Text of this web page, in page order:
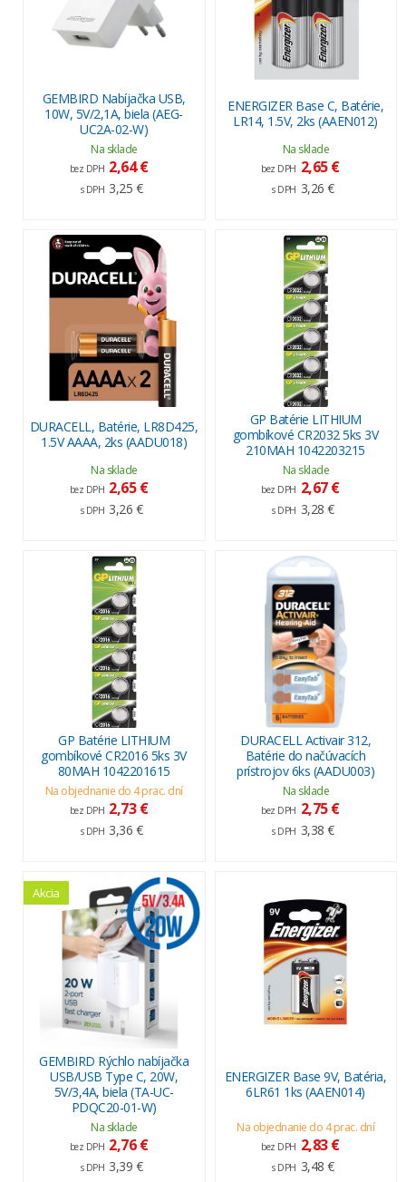
GEMBIRD Nabíjačka USB,
10W, 5V/2,1A, biela (AEG-
UC2A-02-W)
Na sklade
bez DPH 2,64 €
s DPH 3,25 €
ENERGIZER Base C, Batérie,
LR14, 1.5V, 2ks (AAEN012)
Na sklade
bez DPH 2,65 €
s DPH 3,26 €
DURACELL, Batérie, LR8D425,
1.5V AAAA, 2ks (AADU018)
Na sklade
bez DPH 2,65 €
s DPH 3,26 €
GP Batérie LITHIUM
gombíkové CR2032 5ks 3V
210MAH 1042203215
Na sklade
bez DPH 2,67 €
s DPH 3,28 €
GP Batérie LITHIUM
gombíkové CR2016 5ks 3V
80MAH 1042201615
Na objednanie do 4 prac. dní
bez DPH 2,73 €
s DPH 3,36 €
DURACELL Activair 312,
Batérie do načúvacích
prístrojov 6ks (AADU003)
Na sklade
bez DPH 2,75 €
s DPH 3,38 €
Akcia
GEMBIRD Rýchlo nabíjačka
USB/USB Type C, 20W,
5V/3,4A, biela (TA-UC-
PDQC20-01-W)
Na sklade
bez DPH 2,76 €
s DPH 3,39 €
ENERGIZER Base 9V, Batéria,
6LR61 1ks (AAEN014)
Na objednanie do 4 prac. dní
bez DPH 2,83 €
s DPH 3,48 €